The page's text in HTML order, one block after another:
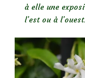
à elle une
l’est ou à